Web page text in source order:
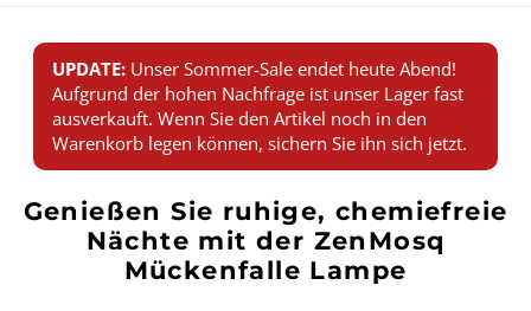
UPDATE: Unser Sommer-Sale endet heute Abend!
Aufgrund der hohen Nachfrage ist unser Lager fast
ausverkauft. Wenn Sie den Artikel noch in den
Warenkorb legen können, sichern Sie ihn sich jetzt.
Genießen Sie ruhige, chemiefreie
Nächte mit der ZenMosq
Mückenfalle Lampe